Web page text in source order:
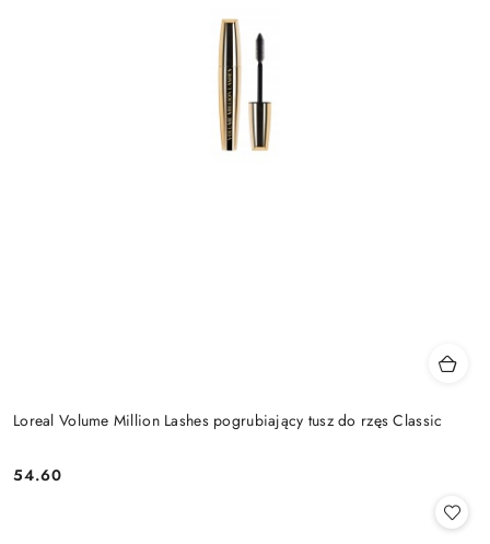
Loreal Volume Million Lashes pogrubiający tusz do rzęs Classic
Cena:
54.60